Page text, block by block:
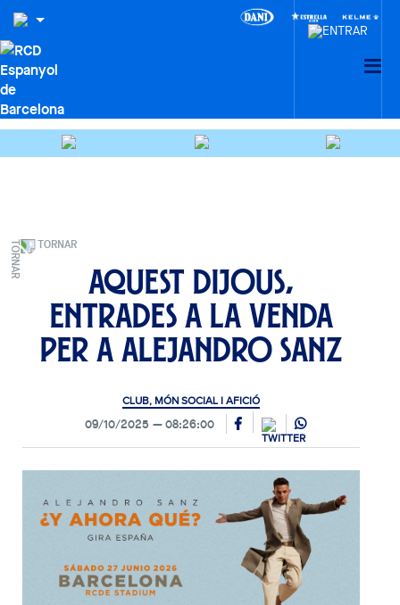
TORNAR
Aquest dijous,
entrades a la venda
per a Alejandro Sanz
CLUB, MÓN SOCIAL I AFICIÓ
09/10/2025 08:26:00